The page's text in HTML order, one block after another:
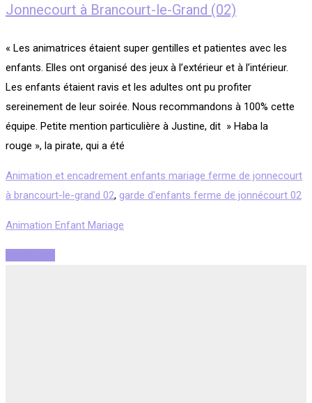
Jonnecourt à Brancourt-le-Grand (02)
« Les animatrices étaient super gentilles et patientes avec les
enfants. Elles ont organisé des jeux à l’extérieur et à l’intérieur.
Les enfants étaient ravis et les adultes ont pu profiter
sereinement de leur soirée. Nous recommandons à 100% cette
équipe. Petite mention particulière à Justine, dit » Haba la
rouge », la pirate, qui a été
Animation et encadrement enfants mariage ferme de jonnecourt
à brancourt-le-grand 02, garde d'enfants ferme de jonnécourt 02
Animation Enfant Mariage